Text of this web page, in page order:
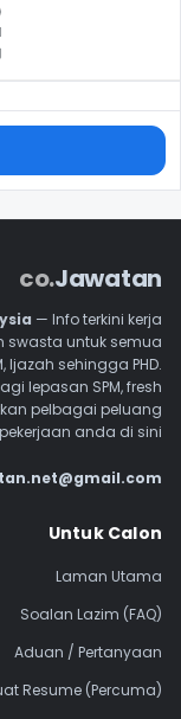
Jawatan
.co
— Info terkini kerja
swasta untuk semua
Ijazah sehingga PHD.
lepasan SPM, fresh
pelbagai peluang
pekerjaan anda di sini.
Navigasi Footer
Untuk Calon
Laman Utama
Soalan Lazim (FAQ)
Aduan / Pertanyaan
Resume (Percuma)